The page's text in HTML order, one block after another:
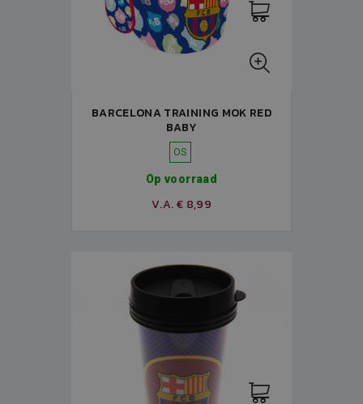
BARCELONA TRAINING MOK RED
BABY
OS
Op voorraad
V.A. € 8,99